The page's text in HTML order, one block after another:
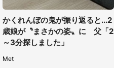
かくれんぼの鬼が振り返ると...2
歳娘が〝まさかの姿〟に 父「2
～3分探しました」
Met